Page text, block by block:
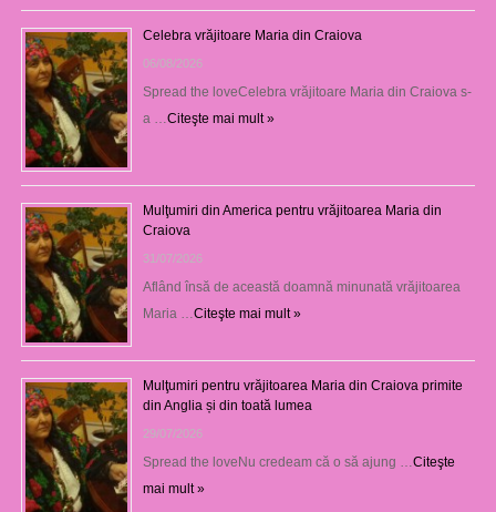
Celebra vrăjitoare Maria din Craiova
06/08/2026
Spread the loveCelebra vrăjitoare Maria din Craiova s-
a …Citeşte mai mult »
Mulţumiri din America pentru vrăjitoarea Maria din
Craiova
31/07/2026
Aflând însă de această doamnă minunată vrăjitoarea
Maria …Citeşte mai mult »
Mulţumiri pentru vrăjitoarea Maria din Craiova primite
din Anglia și din toată lumea
29/07/2026
Spread the loveNu credeam că o să ajung …Citeşte
mai mult »